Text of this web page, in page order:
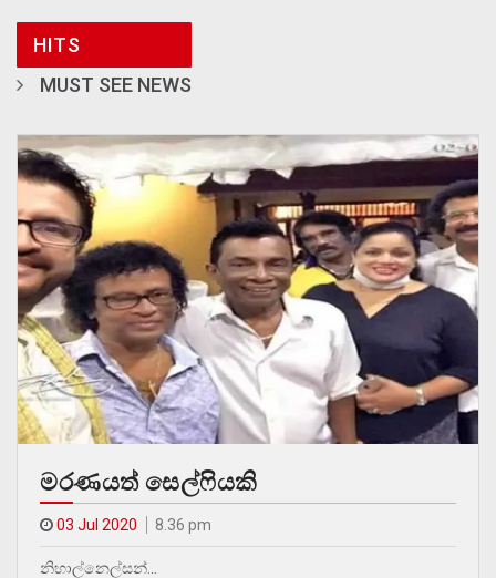
HITS
MUST SEE NEWS
මරණයත් සෙල්ෆියකි
03 Jul 2020 8.36 pm
නිහාල්නෙල්සන්…